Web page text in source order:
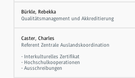
Bürkle, Rebekka
Qualitätsmanagement und Akkreditierung
Caster, Charles
Referent Zentrale Auslandskoordination
- Interkulturelles Zertifikat
- Hochschulkooperationen
- Ausschreibungen